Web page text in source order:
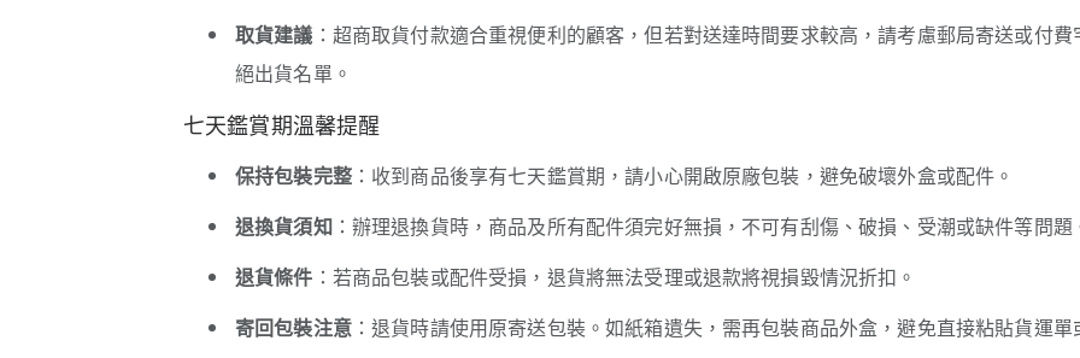
取貨建議 ：超商取貨付款適合重視便利的顧客，但若對送達時間要求較高，請考慮郵局寄送或付
絕出貨名單。
七天鑑賞期溫馨提醒
保持包裝完整：收到商品後享有七天鑑賞期，請小心開啟原廠包裝，避免破壞外盒或配件。
退換貨須知：辦理退換貨時，商品及所有配件須完好無損，不可有刮傷、破損、受潮或缺件等問題
退貨條件 ：若商品包裝或配件受損，退貨將無法受理或退款將視損毀情況折扣。
寄回包裝注意：退貨時請使用原寄送包裝。如紙箱遺失，需再包裝商品外盒，避免直接粘貼貨運